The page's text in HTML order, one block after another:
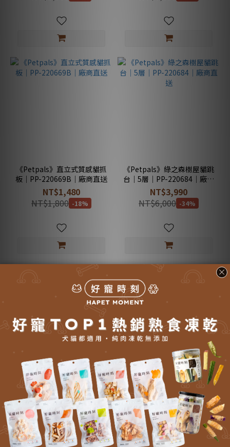
《Petpals》直立式質感貓抓
板｜PP-220669B｜廠商直送
NT$1,480
NT$1,800 -18%
《Petpals》綠之森樹屋貓跳
台｜5層｜PP-220684｜廠商
直送
NT$3,990
NT$6,000 -34%
《Petpals》現代簡約工業風
｜5層｜PP-220826｜廠商直
送
NT$7,499
NT$11,000 -32%
《Petpals》太空艙頂級原木
跳台｜5層｜PP-230611｜廠
商直送
NT$9,499
NT$14,000 -32%